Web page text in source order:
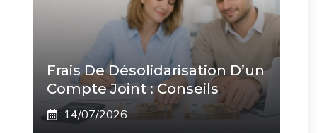
Frais De Désolidarisation D’un
Compte Joint : Conseils
14/07/2026